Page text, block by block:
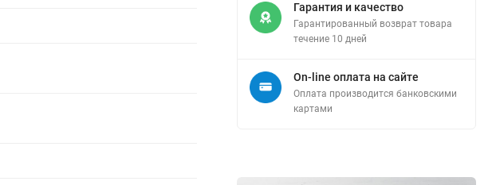
Гарантия и качество
Гарантированный возврат товара
течение 10 дней
On-line оплата на сайте
Оплата производится банковскими
картами